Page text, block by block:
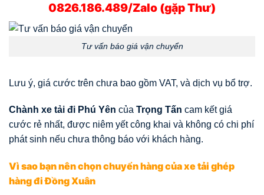
0826.186.489/Zalo (gặp Thư)
Tư vấn báo giá vận chuyển
Lưu ý, giá cước trên chưa bao gồm VAT, và dịch vụ bổ trợ.
Chành xe tải đi Phú Yên của Trọng Tấn cam kết giá
cước rẻ nhất, được niêm yết công khai và không có chi phí
phát sinh nếu chưa thông báo với khách hàng.
Vì sao bạn nên chọn chuyển hàng của xe tải ghép
hàng đi Đồng Xuân